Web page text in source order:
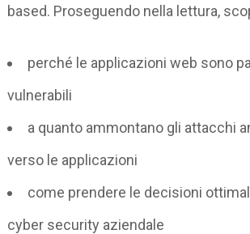
based. Proseguendo nella lettura,
perché le applicazioni web sono
vulnerabili
a quanto ammontano gli attacchi
verso le applicazioni
come prendere le decisioni
cyber security aziendale